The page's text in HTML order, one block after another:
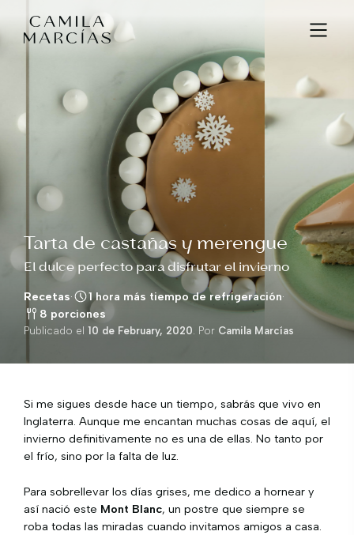
Tarta de castañas y merengue
El dulce perfecto para disfrutar el invierno
Recetas· 1 hora más tiempo de refrigeración·
8 porciones
Publicado el 10 de February, 2020. Por Camila Marcías
Si me sigues desde hace un tiempo, sabrás que vivo en
Inglaterra. Aunque me encantan muchas cosas de aquí, el
invierno definitivamente no es una de ellas. No tanto por
el frío, sino por la falta de luz.
Para sobrellevar los días grises, me dedico a hornear y
así nació este Mont Blanc, un postre que siempre se
roba todas las miradas cuando invitamos amigos a casa.